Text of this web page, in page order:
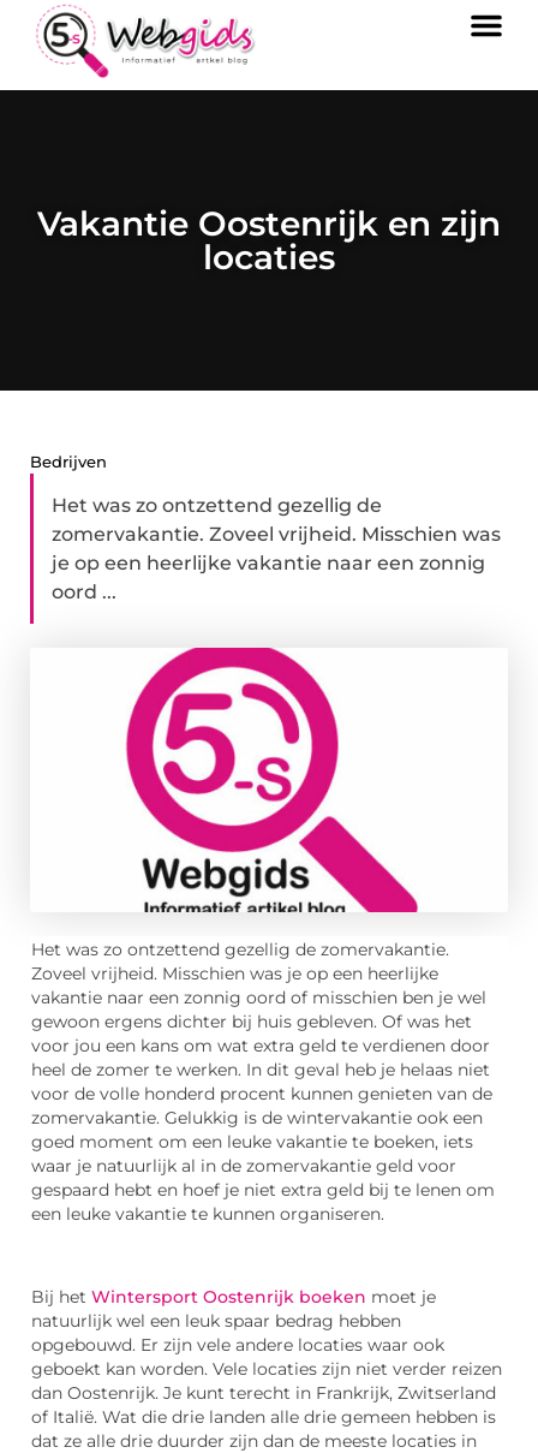
Vakantie Oostenrijk en zijn
locaties
Bedrijven
Het was zo ontzettend gezellig de
zomervakantie. Zoveel vrijheid. Misschien was
je op een heerlijke vakantie naar een zonnig
oord ...
Het was zo ontzettend gezellig de zomervakantie.
Zoveel vrijheid. Misschien was je op een heerlijke
vakantie naar een zonnig oord of misschien ben je wel
gewoon ergens dichter bij huis gebleven. Of was het
voor jou een kans om wat extra geld te verdienen door
heel de zomer te werken. In dit geval heb je helaas niet
voor de volle honderd procent kunnen genieten van de
zomervakantie. Gelukkig is de wintervakantie ook een
goed moment om een leuke vakantie te boeken, iets
waar je natuurlijk al in de zomervakantie geld voor
gespaard hebt en hoef je niet extra geld bij te lenen om
een leuke vakantie te kunnen organiseren.
Bij het Wintersport Oostenrijk boeken moet je
natuurlijk wel een leuk spaar bedrag hebben
opgebouwd. Er zijn vele andere locaties waar ook
geboekt kan worden. Vele locaties zijn niet verder reizen
dan Oostenrijk. Je kunt terecht in Frankrijk, Zwitserland
of Italië. Wat die drie landen alle drie gemeen hebben is
dat ze alle drie duurder zijn dan de meeste locaties in